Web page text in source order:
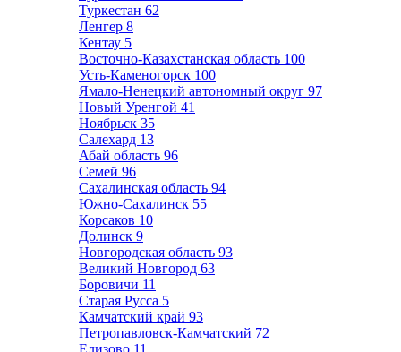
Туркестан 62
Ленгер 8
Кентау 5
Восточно-Казахстанская область 100
Усть-Каменогорск 100
Ямало-Ненецкий автономный округ 97
Новый Уренгой 41
Ноябрьск 35
Салехард 13
Абай область 96
Семей 96
Сахалинская область 94
Южно-Сахалинск 55
Корсаков 10
Долинск 9
Новгородская область 93
Великий Новгород 63
Боровичи 11
Старая Русса 5
Камчатский край 93
Петропавловск-Камчатский 72
Елизово 11